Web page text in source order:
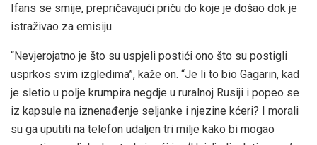
Ifans se smije, prepričavajući priču do koje je došao dok je
istraživao za emisiju.
“Nevjerojatno je što su uspjeli postići ono što su postigli
usprkos svim izgledima”, kaže on. “Je li to bio Gagarin, kad
je sletio u polje krumpira negdje u ruralnoj Rusiji i popeo se
iz kapsule na iznenađenje seljanke i njezine kćeri? I morali
su ga uputiti na telefon udaljen tri milje kako bi mogao